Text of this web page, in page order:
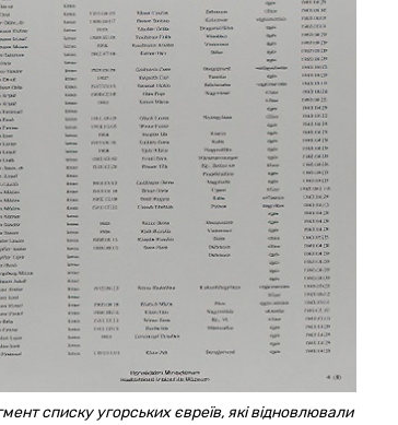
списку угорських євреїв, які відновлювали